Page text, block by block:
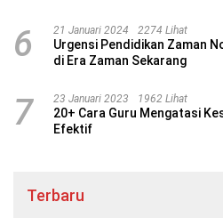
6 21 Januari 2024 2274 Lihat
Urgensi Pendidikan Zaman
di Era Zaman Sekarang
7 23 Januari 2023 1962 Lihat
20+ Cara Guru Mengatasi
Efektif
Terbaru